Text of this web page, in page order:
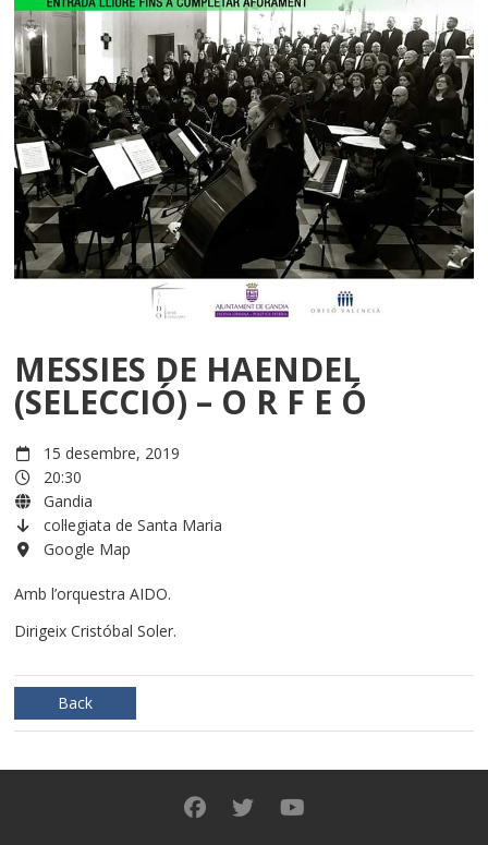
MESSIES DE HAENDEL
(SELECCIÓ) – O R F E Ó
15 desembre, 2019
20:30
Gandia
col·legiata de Santa Maria
Google Map
Amb l’orquestra AIDO.
Dirigeix Cristóbal Soler.
Back